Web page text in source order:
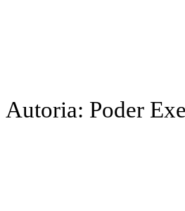
Autoria: Poder